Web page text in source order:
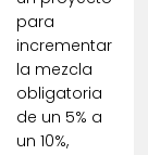
para
incrementar
la mezcla
obligatoria
de un 5% a
un 10%,